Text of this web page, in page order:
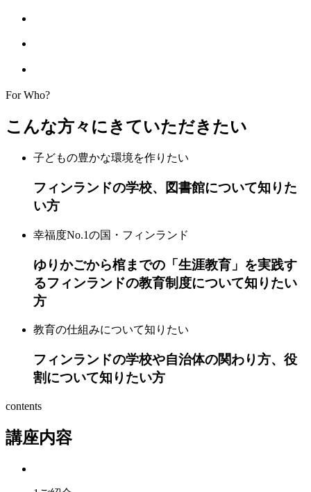
For Who?
こんな方々にきていただきたい
子どもの豊かな環境を作りたい
フィンランドの学校、図書館について知りた
い方
幸福度No.1の国・フィンランド
ゆりかごから棺までの「生涯教育」を実践す
るフィンランドの教育制度について知りたい
方
教育の仕組みについて知りたい
フィンランドの学校や自治体の関わり方、役
割について知りたい方
contents
講座内容